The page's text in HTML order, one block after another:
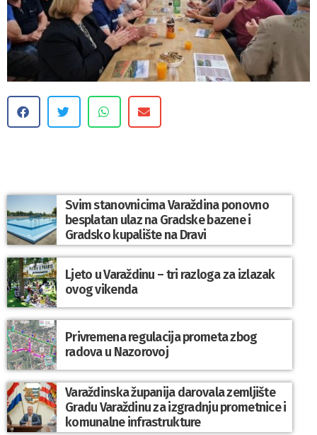
Svim stanovnicima Varaždina ponovno
besplatan ulaz na Gradske bazene i
Gradsko kupalište na Dravi
Ljeto u Varaždinu – tri razloga za izlazak
ovog vikenda
Privremena regulacija prometa zbog
radova u Nazorovoj
Varaždinska županija darovala zemljište
Gradu Varaždinu za izgradnju prometnice i
komunalne infrastrukture